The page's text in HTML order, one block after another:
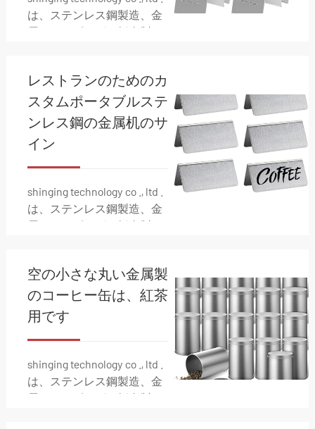
は、ステンレス鋼製造、金
属スタンピング、板金製
属製造ソリューションの包
括的な範囲を専門としてい
ます。
レストランのためのカ
スタムポータブルステ
ンレス鋼の金属机のサ
イン
shinging technology co ., ltd .
は、ステンレス鋼製造、金
属スタンピング、板金製
属製造ソリューションの包
括的な範囲を専門としてい
ます。
空の小さな丸い金属製
のコーヒー缶は、紅茶
用です
shinging technology co ., ltd .
は、ステンレス鋼製造、金
属スタンピング、板金製